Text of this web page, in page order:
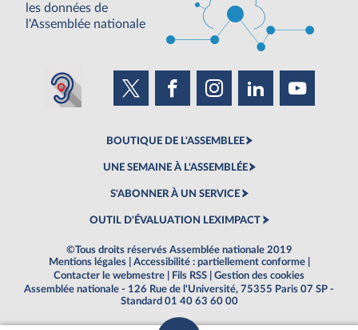
les données de
l'Assemblée nationale
BOUTIQUE DE L'ASSEMBLEE
UNE SEMAINE À L'ASSEMBLÉE
S'ABONNER À UN SERVICE
OUTIL D'ÉVALUATION LEXIMPACT
©Tous droits réservés Assemblée nationale 2019
Mentions légales
Accessibilité : partiellement conforme
Contacter le webmestre
Fils RSS
Gestion des cookies
Assemblée nationale - 126 Rue de l'Université, 75355 Paris 07 SP -
Standard 01 40 63 60 00